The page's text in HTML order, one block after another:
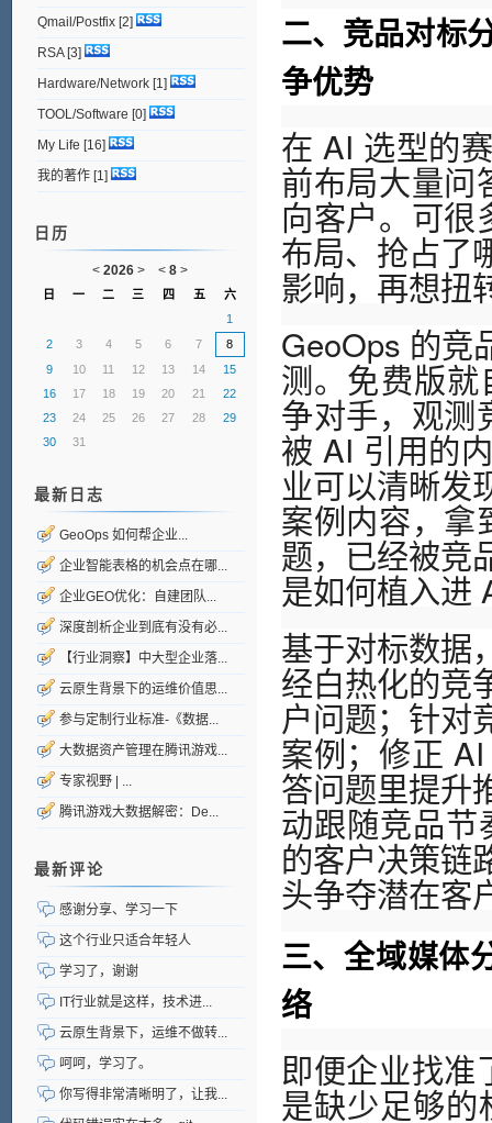
二、竞品对标
争优势
在 AI 选型的
前布局大量问
向客户。可很
布局、抢占了
影响，再想扭
GeoOps 的竞
测。免费版
争对手，观测
被 AI 引用的
业可以清晰发
案例内容，拿
题，已经被竞
是如何植入进
基于对标数据
经白热化的竞
户问题；针对
案例；修正
答问题里提升
动跟随竞品
的客户决策链
头争夺潜在客
三、全域媒体
络
即便企业找
是缺少足够
Qmail/Postfix[2]
RSA[3]
Hardware/Network[1]
TOOL/Software [0]
My Life [16]
我的著作[1]
日历
< 2026 > < 8 >
日 一 二 三 四 五
六
1
2
3 4 5 6 7
8
9
10 11 12 13 14
15
16
17 18 19 20 21
22
23
24 25 26 27 28
29
30
31
最新日志
GeoOps 如何帮企业...
企业智能表格的机会点在哪...
企业GEO优化：自建团队...
深度剖析企业到底有没有必...
【行业洞察】中大型企业落...
云原生背景下的运维价值思...
参与定制行业标准-《数据...
大数据资产管理在腾讯游戏...
专家视野 | ...
腾讯游戏大数据解密：De...
最新评论
感谢分享、学习一下
这个行业只适合年轻人
学习了，谢谢
IT行业就是这样，技术进...
云原生背景下，运维不做转...
呵呵，学习了。
你写得非常清晰明了，让我...